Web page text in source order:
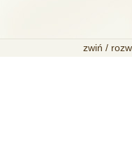
zwiń /